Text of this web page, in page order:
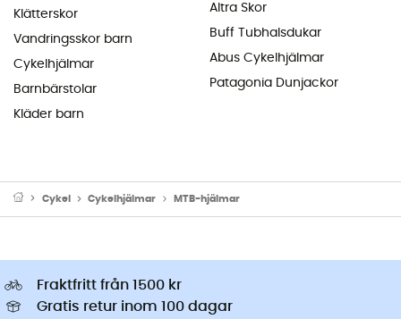
Klätterskor
Vandringsskor barn
Cykelhjälmar
Barnbärstolar
Kläder barn
Altra Skor
Buff Tubhalsdukar
Abus Cykelhjälmar
Patagonia Dunjackor
Cykel Cykelhjälmar MTB-hjälmar
Fraktfritt från 1500 kr
Gratis retur inom 100 dagar